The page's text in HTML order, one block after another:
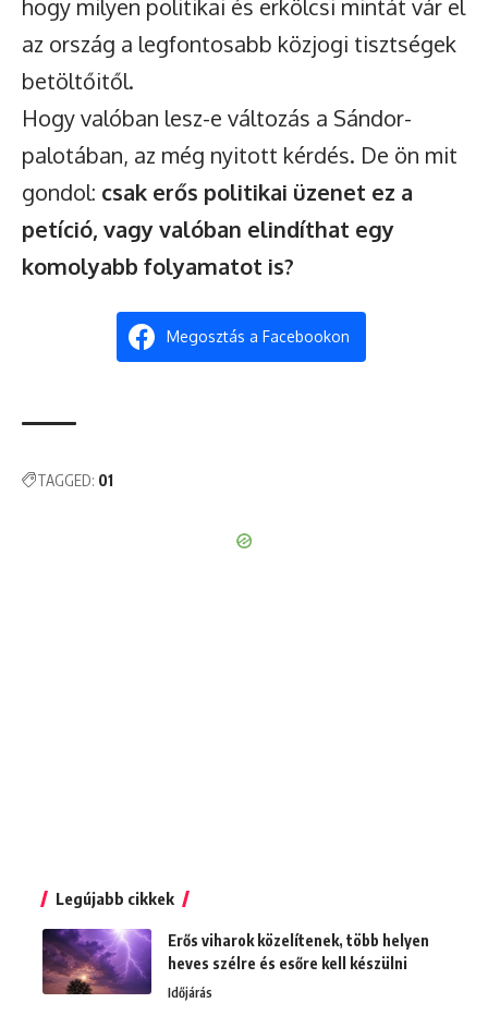
hogy milyen politikai és erkölcsi mintát vár el
az ország a legfontosabb közjogi tisztségek
betöltőitől.
Hogy valóban lesz-e változás a Sándor-
palotában, az még nyitott kérdés. De ön mit
gondol: csak erős politikai üzenet ez a
petíció, vagy valóban elindíthat egy
komolyabb folyamatot is?
Megosztás a Facebookon
TAGGED: 01
Legújabb cikkek
Erős viharok közelítenek, több helyen
heves szélre és esőre kell készülni
Időjárás